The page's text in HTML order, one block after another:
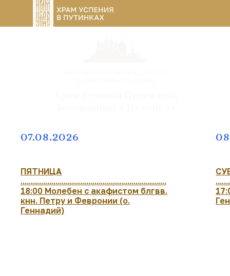
07.08.2026
ПЯТНИЦА
.......................................................................
18:00 Молебен с акафистом блгвв.
кнн. Петру и Февронии (о.
Геннадий)